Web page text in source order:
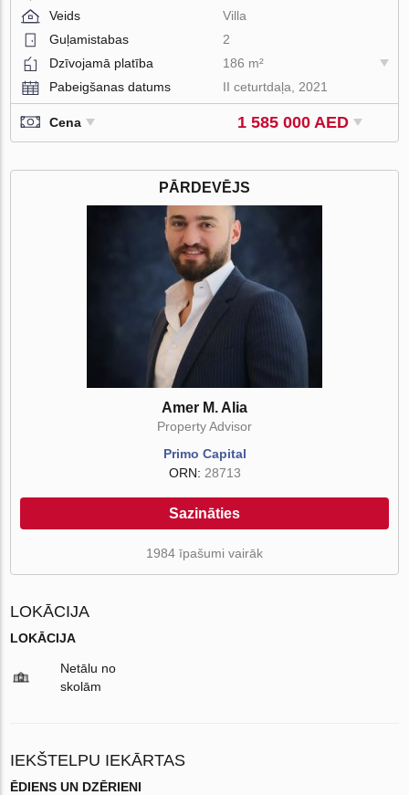
Veids
Villa
Guļamistabas
2
Dzīvojamā platība
186 m²
Pabeigšanas datums
II ceturtdaļa, 2021
Cena 1 585 000 AED
PĀRDEVĒJS
Amer M. Alia
Property Advisor
Primo Capital
ORN: 28713
Sazināties
1984 īpašumi vairāk
LOKĀCIJA
LOKĀCIJA
Netālu no
skolām
IEKŠTELPU IEKĀRTAS
ĒDIENS UN DZĒRIENI